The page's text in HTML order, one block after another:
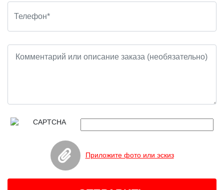
Приложите фото или эскиз